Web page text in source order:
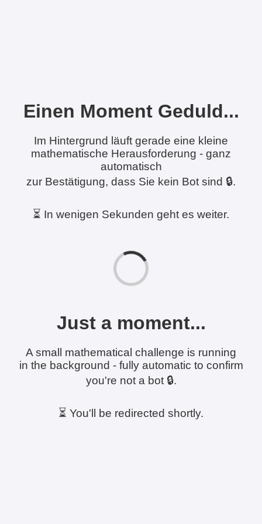
Einen Moment Geduld...
Im Hintergrund läuft gerade eine kleine
mathematische Herausforderung - ganz
automatisch
zur Bestätigung, dass Sie kein Bot sind 🔒.
⏳ In wenigen Sekunden geht es weiter.
Just a moment...
A small mathematical challenge is running
in the background - fully automatic to confirm
you're not a bot 🔒.
⏳ You'll be redirected shortly.